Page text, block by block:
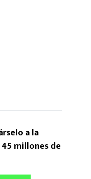
a la
45 millones de